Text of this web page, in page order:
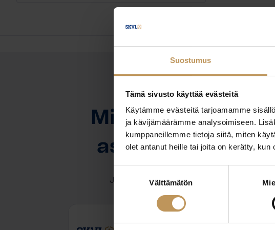
Suostumus
Tämä sivusto käyttää evästeitä
Käytämme evästeitä tarjoamamme
ja kävijämäärämme analysoimiseen.
kumppaneillemme tietoja siitä, miten
olet antanut heille tai joita on kerätty, kun
valinta
Välttämätön
OTA YHTEYTTÄ
Miten voin auttaa
asuntoasioissa?
Jätä yhteystietosi, niin otan yhteyttä